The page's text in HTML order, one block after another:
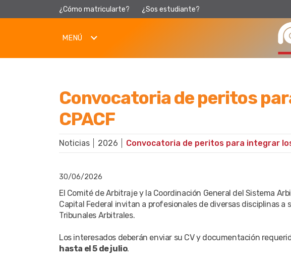
¿Cómo matricularte? ¿Sos estudiante?
MENÚ
Convocatoria de peritos
CPACF
Noticias 2026
30/06/2026
El Comité de Arbitraje y la Coordinación General del Sistema
Capital Federal invitan a profesionales de diversas disciplinas a
Tribunales Arbitrales.
Los interesados deberán enviar su CV y documentación
hasta el 5 de julio.